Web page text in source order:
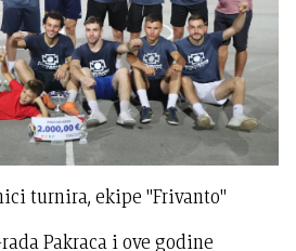
turnira, ekipe "Frivanto"
Pakraca i ove godine